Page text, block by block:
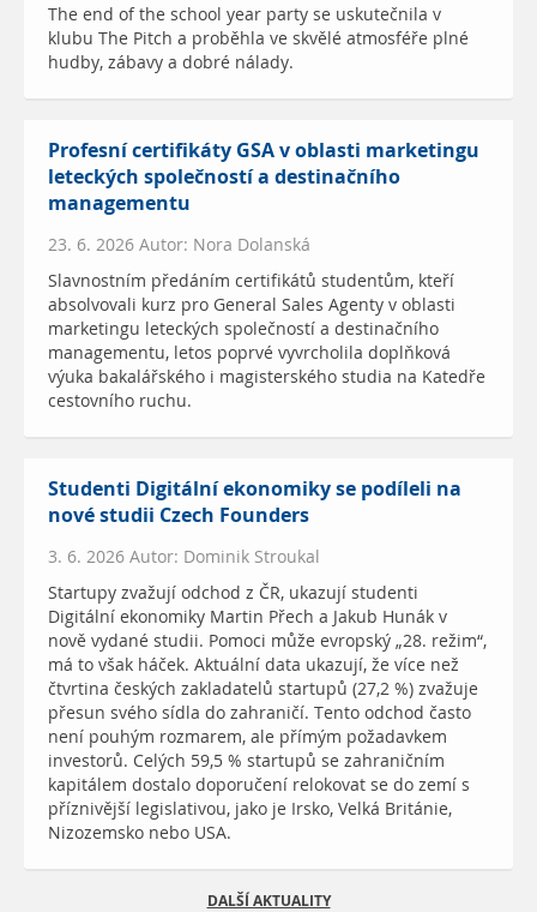
The end of the school year party se uskutečnila v
klubu The Pitch a proběhla ve skvělé atmosféře plné
hudby, zábavy a dobré nálady.
Profesní certifikáty GSA v oblasti marketingu
leteckých společností a destinačního
managementu
23. 6. 2026 Autor: Nora Dolanská
Slavnostním předáním certifikátů studentům, kteří
absolvovali kurz pro General Sales Agenty v oblasti
marketingu leteckých společností a destinačního
managementu, letos poprvé vyvrcholila doplňková
výuka bakalářského i magisterského studia na Katedře
cestovního ruchu.
Studenti Digitální ekonomiky se podíleli na
nové studii Czech Founders
3. 6. 2026 Autor: Dominik Stroukal
Startupy zvažují odchod z ČR, ukazují studenti
Digitální ekonomiky Martin Přech a Jakub Hunák v
nově vydané studii. Pomoci může evropský „28. režim“,
má to však háček. Aktuální data ukazují, že více než
čtvrtina českých zakladatelů startupů (27,2 %) zvažuje
přesun svého sídla do zahraničí. Tento odchod často
není pouhým rozmarem, ale přímým požadavkem
investorů. Celých 59,5 % startupů se zahraničním
kapitálem dostalo doporučení relokovat se do zemí s
příznivější legislativou, jako je Irsko, Velká Británie,
Nizozemsko nebo USA.
DALŠÍ AKTUALITY